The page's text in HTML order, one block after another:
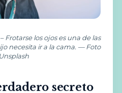
los ojos es una de las
necesita ir a la cama. — Foto
secreto